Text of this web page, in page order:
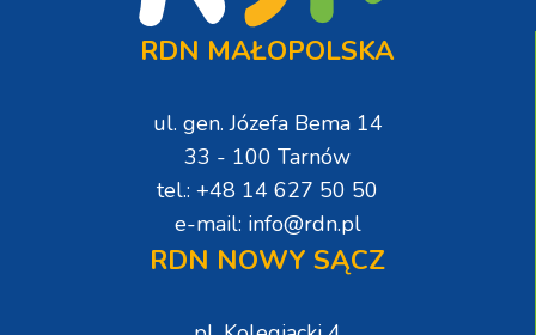
RDN MAŁOPOLSKA
ul. gen. Józefa Bema 14
33 - 100 Tarnów
tel.: +48 14 627 50 50
e-mail: info@rdn.pl
RDN NOWY SĄCZ